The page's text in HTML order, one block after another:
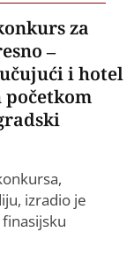
za
–
i hotel
početkom
izradio je